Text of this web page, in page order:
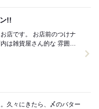
!!
前のつけナ
貨屋さん的な 雰囲気
久々にきたら、〆のバター